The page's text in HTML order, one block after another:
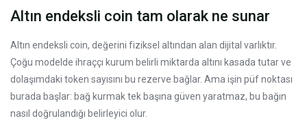
Altın endeksli coin tam olarak ne sunar
Altın endeksli coin, değerini fiziksel altından alan dijital varlıktır.
Çoğu modelde ihraççı kurum belirli miktarda altını kasada tutar ve
dolaşımdaki token sayısını bu rezerve bağlar. Ama işin püf noktası
burada başlar: bağ kurmak tek başına güven yaratmaz, bu bağın
nasıl doğrulandığı belirleyici olur.